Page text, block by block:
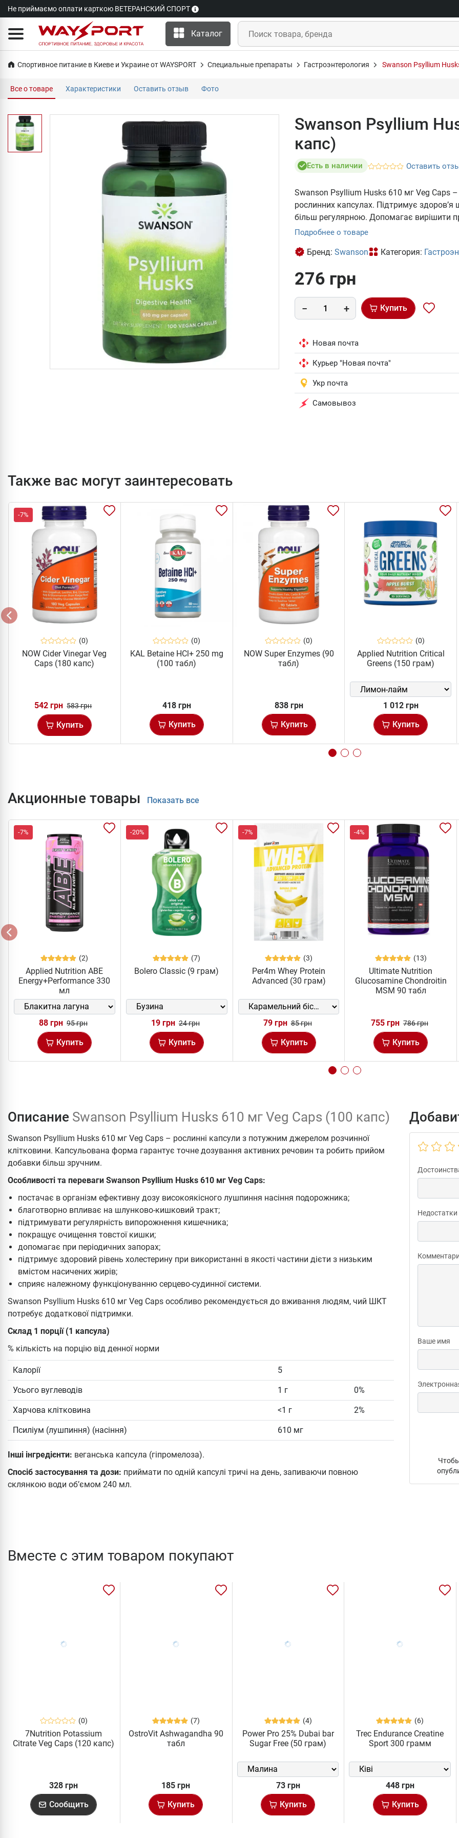
Не приймаємо оплати карткою ВЕТЕРАНСКИЙ СПОРТ
Каталог
Спортивное питание в Киеве и Украине от WAYSPORT Специальные препараты Гастроэнтерология Swanson Psyllium
Все о товаре Характеристики Оставить отзыв Фото
Swanson Psyllium
капс)
Есть в наличии Оставить
Swanson Psyllium Husks 610 мг Veg Caps
рослинних капсулах. Підтримує
більш регулярною. Допомагає вирішити
Подробнее о товаре
Бренд: Swanson Категория:
276 грн
Купить
Новая почта
Курьер "Новая почта"
Укр почта
Самовывоз
Также вас могут заинтересовать
-7%
(0)
NOW Cider Vinegar Veg
Caps (180 капс)
542 грн 583 грн
Купить
(0)
KAL Betaine HCl+ 250 mg
(100 табл)
418 грн
Купить
(0)
NOW Super Enzymes (90
табл)
838 грн
Купить
(0)
Applied Nutrition Critical
Greens (150 грам)
1 012 грн
Купить
Акционные товары Показать все
-7%
(2)
Applied Nutrition ABE
Energy+Performance 330
мл
88 грн 95 грн
Купить
-20%
(7)
Bolero Classic (9 грам)
19 грн 24 грн
Купить
-7%
(3)
Per4m Whey Protein
Advanced (30 грам)
79 грн 85 грн
Купить
-4%
(13)
Ultimate Nutrition
Glucosamine Chondroitin
MSM 90 табл
755 грн 786 грн
Купить
Описание Swanson Psyllium Husks 610 мг Veg Caps (100 капс)
Swanson Psyllium Husks 610 мг Veg Caps – рослинні капсули з потужним джерелом розчинної
клітковини. Капсульована форма гарантує точне дозування активних речовин та робить прийом
добавки більш зручним.
Особливості та переваги Swanson Psyllium Husks 610 мг Veg Caps:
постачає в організм ефективну дозу високоякісного лушпиння насіння подорожника;
благотворно впливає на шлунково-кишковий тракт;
підтримувати регулярність випорожнення кишечника;
покращує очищення товстої кишки;
допомагає при періодичних запорах;
підтримує здоровий рівень холестерину при використанні в якості частини дієти з низьким
вмістом насичених жирів;
сприяє належному функціонуванню серцево-судинної системи.
Swanson Psyllium Husks 610 мг Veg Caps особливо рекомендується до вживання людям, чий ШКТ
потребує додаткової підтримки.
Склад 1 порції (1 капсула)
% кількість на порцію від денної норми
Калорії 5
Усього вуглеводів 1 г 0%
Харчова клітковина <1 г 2%
Псиліум (лушпиння) (насіння) 610 мг
Інші інгредієнти: веганська капсула (гіпромелоза).
Спосіб застосування та дози: приймати по одній капсулі тричі на день, запиваючи повною
склянкою води об’ємом 240 мл.
Недостатки
Ваше имя
Вместе с этим товаром покупают
(0)
7Nutrition Potassium
Citrate Veg Caps (120 капс)
328 грн
Сообщить
(7)
OstroVit Ashwagandha 90
табл
185 грн
Купить
(4)
Power Pro 25% Dubai bar
Sugar Free (50 грам)
73 грн
Купить
(6)
Trec Endurance Creatine
Sport 300 грамм
448 грн
Купить